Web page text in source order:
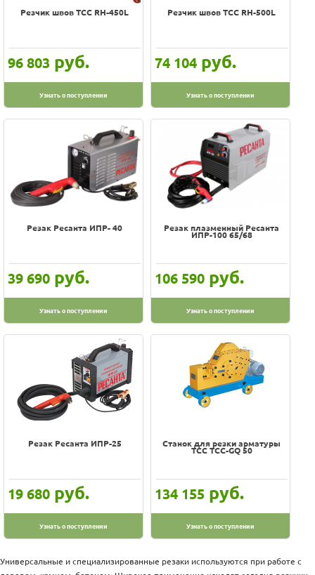
Резчик швов ТСС RH-450L
96 803 руб.
Узнать о поступлении
Резчик швов ТСС RH-500L
74 104 руб.
Узнать о поступлении
Резак Ресанта ИПР- 40
39 690 руб.
Узнать о поступлении
Резак плазменный Ресанта
ИПР-100 65/68
106 590 руб.
Узнать о поступлении
Резак Ресанта ИПР-25
19 680 руб.
Узнать о поступлении
Станок для резки арматуры
ТСС ТСС-GQ 50
134 155 руб.
Узнать о поступлении
Универсальные и специализированные резаки используются при работе с